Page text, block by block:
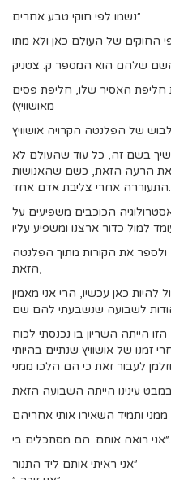
״נשמו לפי חוקי טבע אחרים
החוקים של העולם כאן ולא מתו
שלהם הוא המספר ק. צטניק
האסיר שלו, חליפת פסים
מאושוויץ)
של הפלנטה הקרויה אושוויץ
בשם זה, כל עוד שהעולם לא
את הרעה הזאת, כשם שהאנושות
התעוררה אחרי צליבת אדם אחד.
הכוכבים משפיעים על
ולספר את הקורות מתוך הפלנטה
הזאת,
כאן עכשיו, הרי אני מאמין
לשבועה שנשבעתי להם שם
הייתה השריון בו נכנסתי לכוח
זמנו של אושוויץ שנתיים בהיותי
לעבור זאת כי הם הלכו ממני
עינינו הייתה השבועה הזאת
״אני רואה אותם. הם מסתכלים בי.
״אני ראיתי אותם ליד התנור